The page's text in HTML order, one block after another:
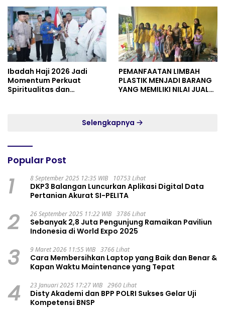
Ibadah Haji 2026 Jadi
Momentum Perkuat
Spiritualitas dan
PEMANFAATAN LIMBAH
PLASTIK MENJADI BARANG
YANG MEMILIKI NILAI JUAL
Selengkapnya
Popular Post
1 8 September 2025 12:35 WIB 10753 Lihat
DKP3 Balangan Luncurkan Aplikasi Digital Data
Pertanian Akurat SI-PELITA
2 26 September 2025 11:22 WIB 3786 Lihat
Sebanyak 2,8 Juta Pengunjung Ramaikan Paviliun
Indonesia di World Expo 2025
3 9 Maret 2026 11:55 WIB 3766 Lihat
Cara Membersihkan Laptop yang Baik dan Benar &
Kapan Waktu Maintenance yang Tepat
4 23 Januari 2025 17:27 WIB 2960 Lihat
Disty Akademi dan BPP POLRI Sukses Gelar Uji
Kompetensi BNSP